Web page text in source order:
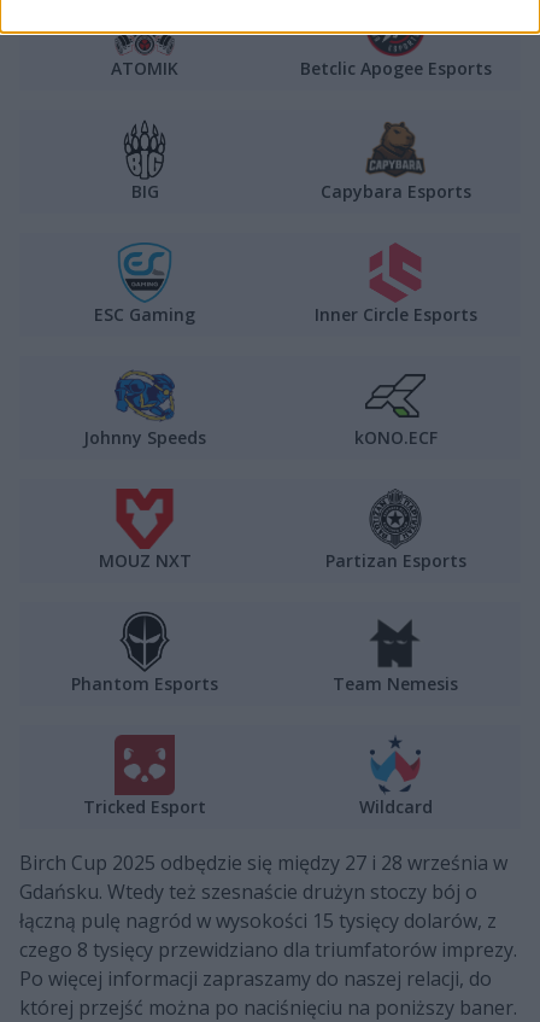
ATOMIK Betclic Apogee Esports
BIG Capybara Esports
ESC Gaming Inner Circle Esports
Johnny Speeds kONO.ECF
MOUZ NXT Partizan Esports
Phantom Esports Team Nemesis
Tricked Esport Wildcard
Birch Cup 2025 odbędzie się między 27 i 28 września w
Gdańsku. Wtedy też szesnaście drużyn stoczy bój o
łączną pulę nagród w wysokości 15 tysięcy dolarów, z
czego 8 tysięcy przewidziano dla triumfatorów imprezy.
Po więcej informacji zapraszamy do naszej relacji, do
której przejść można po naciśnięciu na poniższy baner.